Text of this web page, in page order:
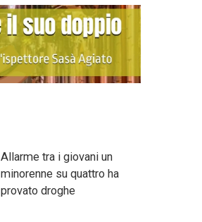
Allarme tra i giovani un
minorenne su quattro ha
provato droghe